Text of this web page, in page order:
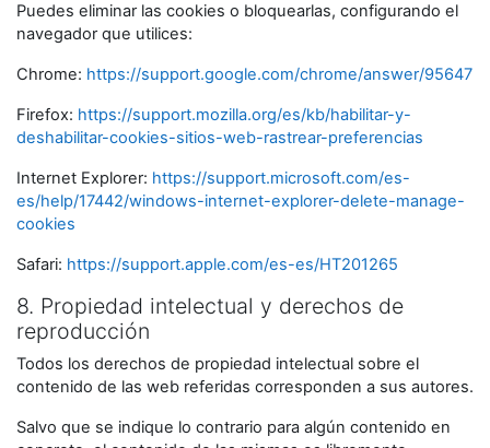
Puedes eliminar las cookies o bloquearlas, configurando el
navegador que utilices:
Chrome: https://support.google.com/chrome/answer/95647
Firefox: https://support.mozilla.org/es/kb/habilitar-y-
deshabilitar-cookies-sitios-web-rastrear-preferencias
Internet Explorer: https://support.microsoft.com/es-
es/help/17442/windows-internet-explorer-delete-manage-
cookies
Safari: https://support.apple.com/es-es/HT201265
8. Propiedad intelectual y derechos de
reproducción
Todos los derechos de propiedad intelectual sobre el
contenido de las web referidas corresponden a sus autores.
Salvo que se indique lo contrario para algún contenido en